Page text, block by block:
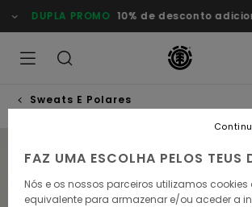
para
a
PROMO 10% de desconto adicional
Sweats E Polares
FAZ UMA ESCOLHA PELOS TEUS
Nós e os nossos parceiros utilizamos
equivalente para armazenar e/ou aceder a